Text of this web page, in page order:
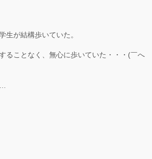
生が結構歩いていた。
ることなく、無心に歩いていた・・・(￣へ